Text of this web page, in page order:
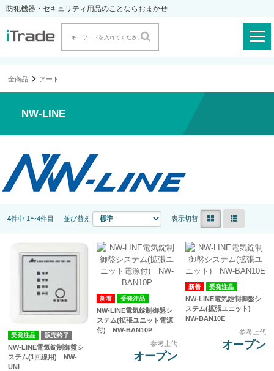
防犯機器・セキュリティ用品のことならおまかせ
全商品 アート
NW-LINE
4件中 1〜4件目 並び替え 表示切替
受発注品 販売終了
NW-LINE電気錠制御盤シ
ステム(1回線用) NW-
UNI
受発注品
NW-LINE電気錠制御盤シ
ステム(拡張ユニット電源
付) NW-BAN10P
参考上代
オープン
受発注品
NW-LINE電気錠制御盤シ
ステム(拡張ユニット)
NW-BAN10E
参考上代
オープン